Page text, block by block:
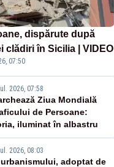
dispărute după
clădiri în Sicilia | VIDEO
07:50
2026, 07:58
Ziua Mondială
de Persoane:
iluminat în albastru
2026, 08:03
adoptat de